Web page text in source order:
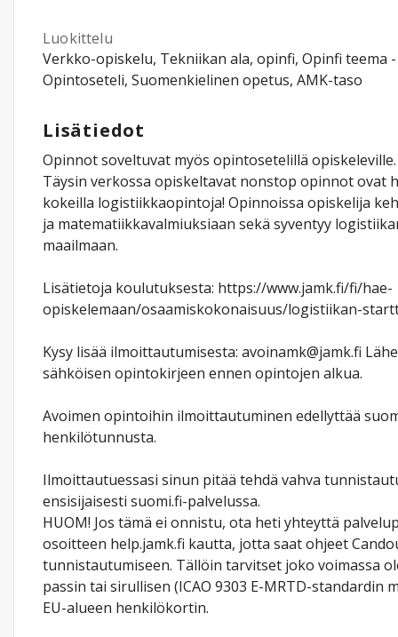
Luokittelu
Verkko-opiskelu, Tekniikan ala, opinfi, Opinfi teema -
Opintoseteli, Suomenkielinen opetus, AMK-taso
Lisätiedot
Opinnot soveltuvat myös opintosetelillä opiskeleville.
Täysin verkossa opiskeltavat nonstop opinnot ovat
kokeilla logistiikkaopintoja! Opinnoissa opiskelija
ja matematiikkavalmiuksiaan sekä syventyy
maailmaan.
Lisätietoja koulutuksesta: https://www.jamk.fi/fi/hae-
opiskelemaan/osaamiskokonaisuus/logistiikan-
Kysy lisää ilmoittautumisesta: avoinamk@jamk.fi
sähköisen opintokirjeen ennen opintojen alkua.
Avoimen opintoihin ilmoittautuminen edellyttää
henkilötunnusta.
Ilmoittautuessasi sinun pitää tehdä vahva
ensisijaisesti suomi.fi-palvelussa.
HUOM! Jos tämä ei onnistu, ota heti yhteyttä
osoitteen help.jamk.fi kautta, jotta saat ohjeet
tunnistautumiseen. Tällöin tarvitset joko voimassa
passin tai sirullisen (ICAO 9303 E-MRTD-standardin
EU-alueen henkilökortin.